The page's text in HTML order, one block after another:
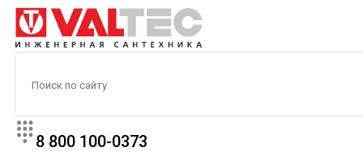
8 800 100-0373